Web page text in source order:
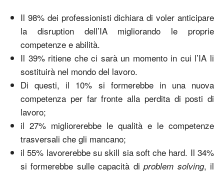
Il 98% dei professionisti dichiara di voler anticipare
la disruption dell’IA migliorando le proprie
competenze e abilità.
Il 39% ritiene che ci sarà un momento in cui l’IA li
sostituirà nel mondo del lavoro.
Di questi, il 10% si formerebbe in una nuova
competenza per far fronte alla perdita di posti di
lavoro;
il 27% migliorerebbe le qualità e le competenze
trasversali che gli mancano;
il 55% lavorerebbe su skill sia soft che hard. Il 34%
si formerebbe sulle capacità diproblem solving, il